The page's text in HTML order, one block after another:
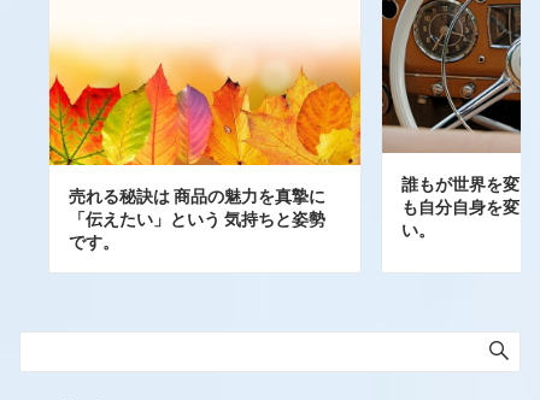
売れる秘訣は 商品の魅力を真摯に
「伝えたい」という 気持ちと姿勢
です。
誰もが世界を変
も自分自身を変
い。